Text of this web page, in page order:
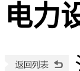
电力